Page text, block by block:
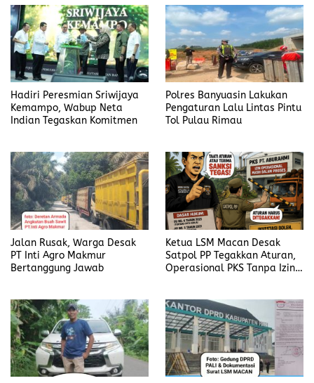
Hadiri Peresmian Sriwijaya
Kemampo, Wabup Neta
Indian Tegaskan Komitmen
Polres Banyuasin Lakukan
Pengaturan Lalu Lintas Pintu
Tol Pulau Rimau
Jalan Rusak, Warga Desak
PT Inti Agro Makmur
Bertanggung Jawab
Ketua LSM Macan Desak
Satpol PP Tegakkan Aturan,
Operasional PKS Tanpa Izin